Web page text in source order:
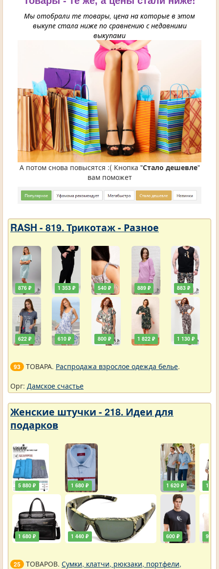
Мы отобрали те товары, цена на которые в этом
выкупе стала ниже по сравнению с недавними
выкупами
А потом снова повысятся :( Кнопка "Стало дешевле"
вам поможет
RASH - 819. Трикотаж - Разное
876 ₽
622 ₽
1 353 ₽
610 ₽
540 ₽
800 ₽
889 ₽
1 822 ₽
883 ₽
1 130 ₽
93 ТОВАРА. Распродажа взрослое одежда белье.
Орг: Дамское счастье
Женские штучки - 218. Идеи для
подарков
5 880 ₽
1 680 ₽
1 680 ₽
1 440 ₽
1 620 ₽
600 ₽
1
900 ₽
25 ТОВАРОВ. Сумки, клатчи, рюкзаки, портфели,